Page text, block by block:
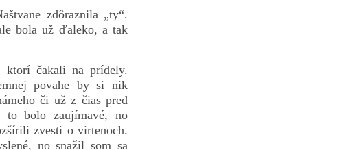
zdôraznila „ty“.
bola už ďaleko, a tak
čakali na prídely.
povahe by si nik
či už z čias pred
to bolo zaujímavé, no
zvesti o virtenoch.
no snažil som sa